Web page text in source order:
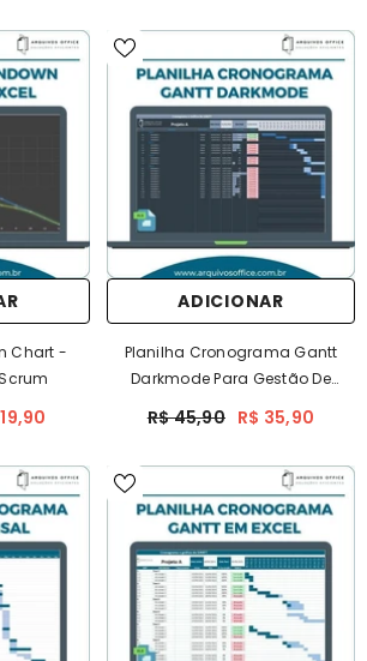
Chart -
ADICIONAR
Planilha Cronograma Gantt
Darkmode Para Gestão De
R$ 45,90 R$ 35,90